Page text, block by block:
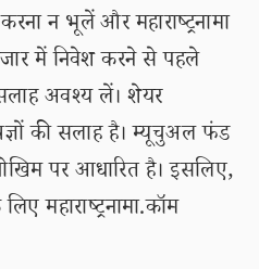
न भूलें और महाराष्ट्रनामा
में निवेश करने से पहले
अवश्य लें। शेयर
की सलाह है। म्यूचुअल फंड
पर आधारित है। इसलिए,
महाराष्ट्रनामा.कॉम